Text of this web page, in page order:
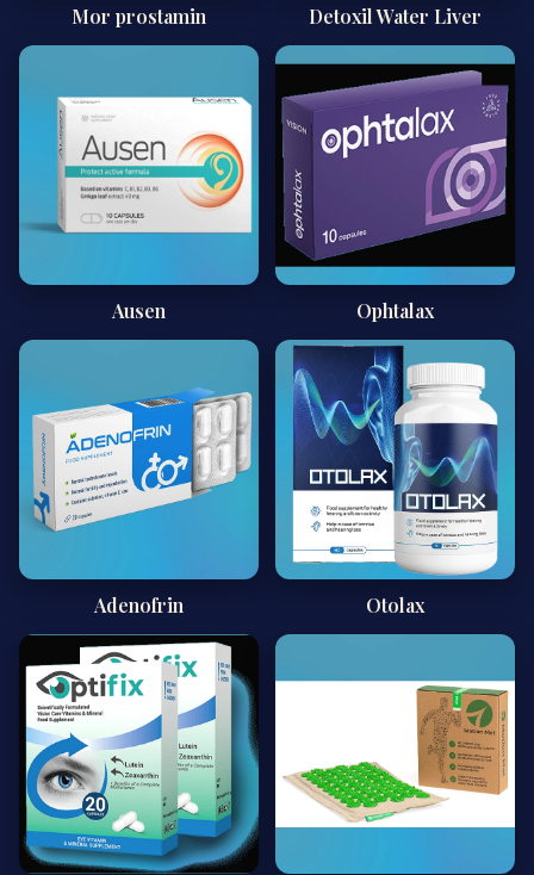
Mor prostamin Detoxil Water Liver
Ausen Ophtalax
Adenofrin Otolax